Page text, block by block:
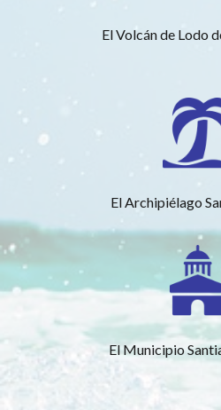
El Volcán de Lodo
El Archipiélago
El Municipio